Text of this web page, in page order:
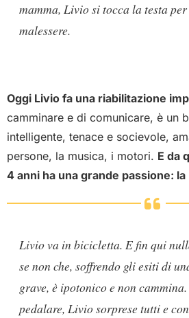
mamma, Livio si tocca la testa
malessere.
Oggi Livio fa una riabilitazione
camminare e di comunicare, è un
intelligente, tenace e socievole,
persone, la musica, i motori. E da
4 anni ha una grande passione:
Livio va in bicicletta. E fin qui
se non che, soffrendo gli esiti di
grave, è ipotonico e non
pedalare, Livio sorprese tutti e